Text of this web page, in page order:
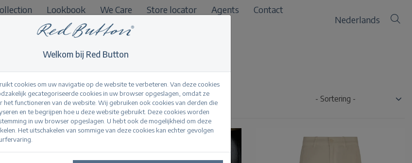
Lookbook We Care Store locator Agents
Contact
B2B
Nederlands
Shop
Welkom bij Red Button
cookies om uw navigatie op de website te verbeteren. Van deze cookies
gecategoriseerde cookies in uw browser opgeslagen, omdat ze
het functioneren van de website. Wij gebruiken ook cookies van derden die
en te begrijpen hoe u deze website gebruikt. Deze cookies worden
in uw browser opgeslagen. U hebt ook de mogelijkheid om deze
Het uitschakelen van sommige van deze cookies kan echter gevolgen